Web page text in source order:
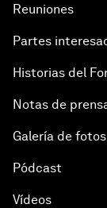
Reuniones
Partes
Historias del
Notas de
Galería de fotos
Pódcast
Vídeos